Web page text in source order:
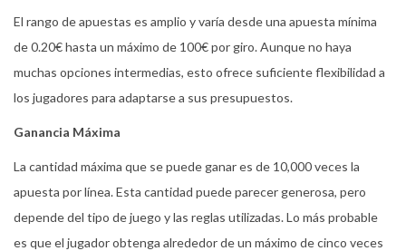
El rango de apuestas es amplio y varía desde una apuesta mínima
de 0.20€ hasta un máximo de 100€ por giro. Aunque no haya
muchas opciones intermedias, esto ofrece suficiente flexibilidad a
los jugadores para adaptarse a sus presupuestos.
Ganancia Máxima
La cantidad máxima que se puede ganar es de 10,000 veces la
apuesta por línea. Esta cantidad puede parecer generosa, pero
depende del tipo de juego y las reglas utilizadas. Lo más probable
es que el jugador obtenga alrededor de un máximo de cinco veces